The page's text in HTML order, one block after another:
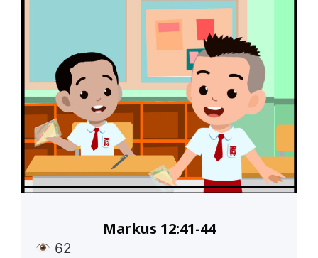
62
Markus 12:41-44